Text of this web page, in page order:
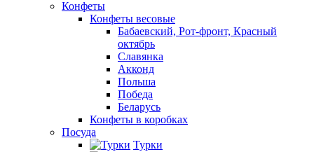
Конфеты
Конфеты весовые
Бабаевский, Рот-фронт, Красный
октябрь
Славянка
Акконд
Польша
Победа
Беларусь
Конфеты в коробках
Посуда
Турки